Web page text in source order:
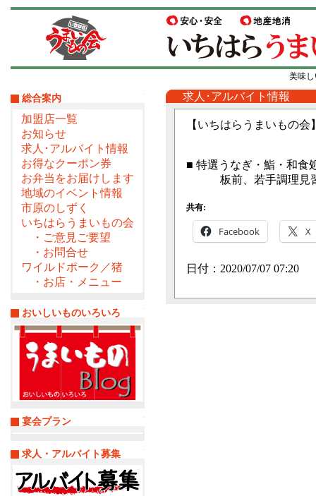
美味
求人･アルバイト情報
【いちはらうまいもの
■ 特選うなぎ・鮨・和
板前、若手調理見習
共有:
Facebook X
日付：2020/07/07 07:20
総合案内
加盟店一覧
お知らせ
求人･アルバイト情報
お得なクーポン券
お弁当をお届けします
地域のイベント情報
市原のしずく
いちはらうまいもの会
・ご意見ご要望
・お問合せ
ワイルドポーク／猪
・お店・メニュー
おいしいものいろいろ
宴会プラン
求人・アルバイト募集